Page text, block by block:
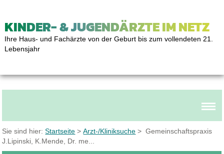
KINDER- & JUGENDÄRZTE IM NETZ
Ihre Haus- und Fachärzte von der Geburt bis zum vollendeten 21.
Lebensjahr
Sie sind hier:Startseite >Arzt-/Kliniksuche > Gemeinschaftspraxis
J.Lipinski, K.Mende, Dr. me...